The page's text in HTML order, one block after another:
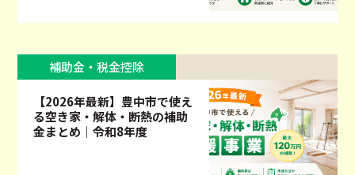
補助金・税金控除
【2026年最新】豊中市で使え
る空き家・解体・断熱の補助
金まとめ｜令和8年度